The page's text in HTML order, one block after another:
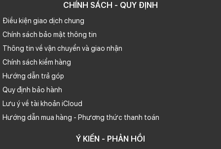
CHÍNH SÁCH - QUY ĐỊNH
Điều kiện giao dịch chung
Chính sách bảo mật thông tin
Thông tin về vận chuyển và giao nhận
Chính sách kiểm hàng
Hướng dẫn trả góp
Quy định bảo hành
Lưu ý về tài khoản iCloud
Hướng dẫn mua hàng - Phương thức thanh toán
Ý KIẾN - PHẢN HỒI